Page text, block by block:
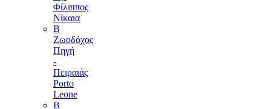
Φίλιππος
Νίκαια
B
Ζωοδόχος
Πηγή
-
Πειραιάς
Porto
Leone
B